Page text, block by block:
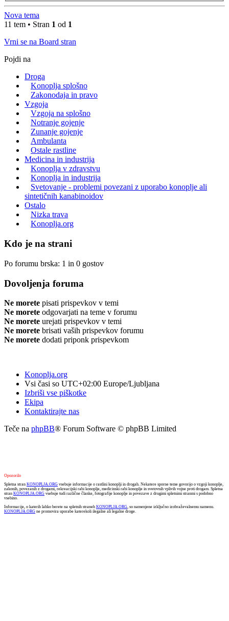
Nova tema
11 tem • Stran 1 od 1
Vrni se na Board stran
Pojdi na
Droga
Konoplja splošno
Zakonodaja in pravo
Vzgoja
Vzgoja na splošno
Notranje gojenje
Zunanje gojenje
Ambulanta
Ostale rastline
Medicina in industrija
Konoplja v zdravstvu
Konoplja in industrija
Svetovanje - problemi povezani z uporabo konoplje ali
sintetičnih kanabinoidov
Ostalo
Nizka trava
Konoplja.org
Kdo je na strani
Po forumu brska: 1 in 0 gostov
Dovoljenja foruma
Ne morete pisati prispevkov v temi
Ne morete odgovarjati na teme v forumu
Ne morete urejati prispevkov v temi
Ne morete brisati vaših prispevkov forumu
Ne morete dodati priponk prispevkom
Konoplja.org
Vsi časi so UTC+02:00 Europe/Ljubljana
Izbriši vse piškotke
Ekipa
Kontaktirajte nas
Teče na phpBB® Forum Software © phpBB Limited
Opozorilo
Spletna stran KONOPLJA.ORG vsebuje informacije o rastlini konoplji in drogah. Nekatere sporne teme govorijo o vzgoji konoplje,
zakonih, povezanih z drogami, rekreacijski rabi konoplje, medicinski rabi konoplje in svetovnih vplivih vojne proti drogam. Spletna
stran KONOPLJA.ORG vsebuje tudi različne članke, fotografije konoplje in povezave z drugimi spletnimi stranmi s podobno
vsebino.
Informacije, o katerih lahko berete na spletnih straneh KONOPLJA.ORG , so namenjene izključno izobraževalnemu namenu.
KONOPLJA.ORG ne promovira uporabe katerekoli ilegalne ali legalne droge.